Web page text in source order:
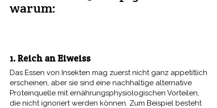
warum:
1. Reich an Eiweiss
Das Essen von Insekten mag zuerst nicht ganz appetitlich
erscheinen, aber sie sind eine nachhaltige alternative
Proteinquelle mit ernährungsphysiologischen Vorteilen,
die nicht ignoriert werden können. Zum Beispiel besteht